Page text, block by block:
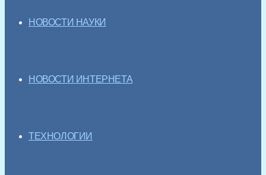
НОВОСТИ НАУКИ
НОВОСТИ ИНТЕРНЕТА
ТЕХНОЛОГИИ